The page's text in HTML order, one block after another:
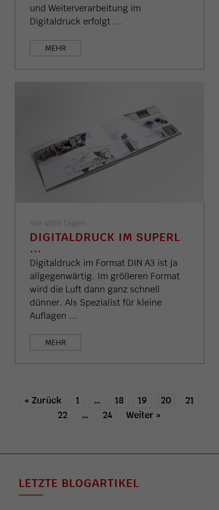
und Weiterverarbeitung im
Digitaldruck erfolgt ...
MEHR
Vor 4959 Tagen
DIGITALDRUCK IM SUPERL
...
Digitaldruck im Format DIN A3 ist ja
allgegenwärtig. Im größeren Format
wird die Luft dann ganz schnell
dünner. Als Spezialist für kleine
Auflagen ...
MEHR
« Zurück 1 … 18 19 20
21
22
… 24 Weiter »
LETZTE BLOGARTIKEL